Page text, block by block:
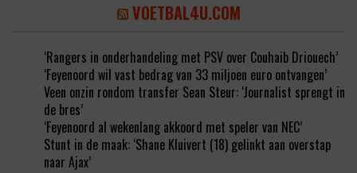
VOETBAL4U.COM
‘Rangers in onderhandeling met PSV over Couhaib Driouech’
‘Feyenoord wil vast bedrag van 33 miljoen euro ontvangen’
Veen onzin rondom transfer Sean Steur: ‘Journalist sprengt in
de bres’
‘Feyenoord al wekenlang akkoord met speler van NEC’
Stunt in de maak: ‘Shane Kluivert (18) gelinkt aan overstap
naar Ajax’